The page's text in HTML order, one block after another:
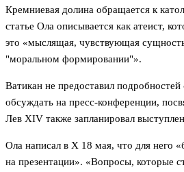
Кремниевая долина обращается к
статье Ола описывается как атеист,
это «мыслящая, чувствующая
"моральном формировании"».
Ватикан не предоставил
обсуждать на пресс-конференции,
Лев XIV также запланировал
Ола написал в X 18 мая, что для него
на презентации». «Вопросы, которые